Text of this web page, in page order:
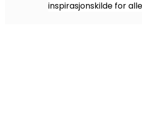
inspirasjonskilde for